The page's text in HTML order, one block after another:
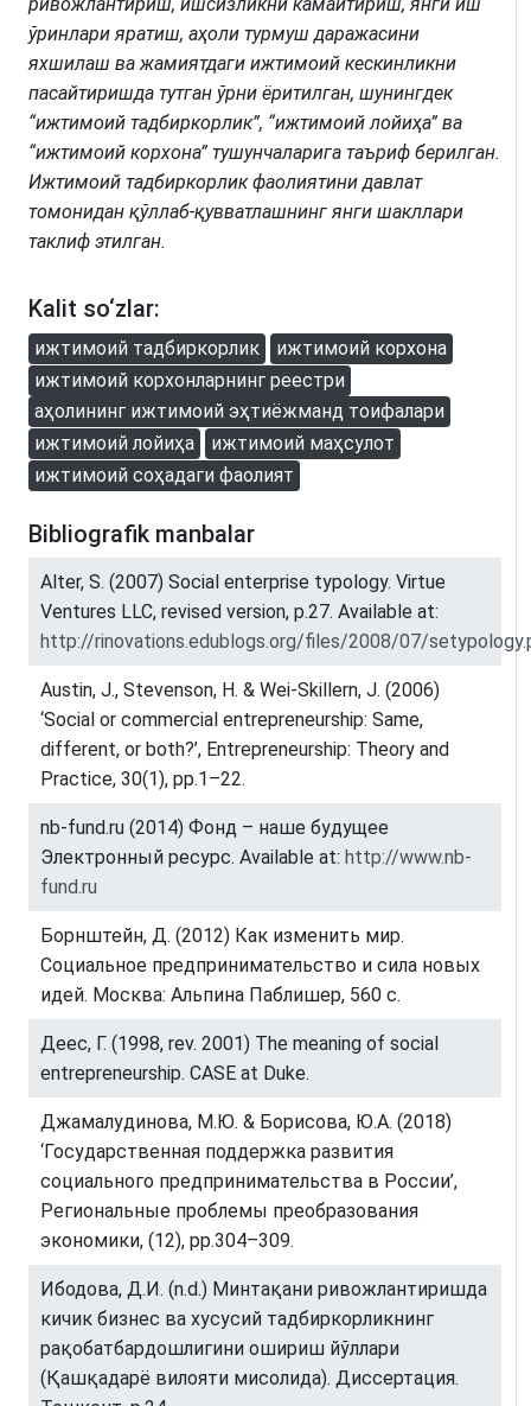
ўринлари яратиш, аҳоли турмуш даражасини
яхшилаш ва жамиятдаги ижтимоий кескинликни
пасайтиришда тутган ўрни ёритилган, шунингдек
“ижтимоий тадбиркорлик”, “ижтимоий лойиҳа” ва
“ижтимоий корхона” тушунчаларига таъриф берилган.
Ижтимоий тадбиркорлик фаолиятини давлат
томонидан қўллаб-қувватлашнинг янги шакллари
таклиф этилган.
Kalit so‘zlar:
ижтимоий тадбиркорлик
ижтимоий корхона
ижтимоий корхонларнинг реестри
аҳолининг ижтимоий эҳтиёжманд тоифалари
ижтимоий лойиҳа
ижтимоий маҳсулот
ижтимоий соҳадаги фаолият
Bibliografik manbalar
Alter, S. (2007) Social enterprise typology. Virtue
Ventures LLC, revised version, p.27. Available at:
http://rinovations.edublogs.org/files/2008/07/
Austin, J., Stevenson, H. & Wei-Skillern, J. (2006)
‘Social or commercial entrepreneurship: Same,
different, or both?’, Entrepreneurship: Theory and
Practice, 30(1), pp.1–22.
nb-fund.ru (2014) Фонд – наше будущее
Электронный ресурс. Available at: http://www.nb-
fund.ru
Борнштейн, Д. (2012) Как изменить мир.
Социальное предпринимательство и сила новых
идей. Москва: Альпина Паблишер, 560 с.
Деес, Г. (1998, rev. 2001) The meaning of social
entrepreneurship. CASE at Duke.
Джамалудинова, М.Ю. & Борисова, Ю.А. (2018)
‘Государственная поддержка развития
социального предпринимательства в России’,
Региональные проблемы преобразования
экономики, (12), pp.304–309.
Ибодова, Д.И. (n.d.) Минтақани ривожлантиришда
кичик бизнес ва хусусий тадбиркорликнинг
рақобатбардошлигини ошириш йўллари
(Қашқадарё вилояти мисолида). Диссертация.